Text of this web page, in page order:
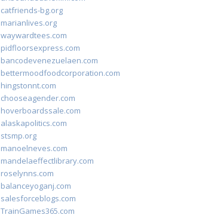
catfriends-bg.org
marianlives.org
waywardtees.com
pidfloorsexpress.com
bancodevenezuelaen.com
bettermoodfoodcorporation.com
hingstonnt.com
chooseagender.com
hoverboardssale.com
alaskapolitics.com
stsmp.org
manoelneves.com
mandelaeffectlibrary.com
roselynns.com
balanceyoganj.com
salesforceblogs.com
TrainGames365.com